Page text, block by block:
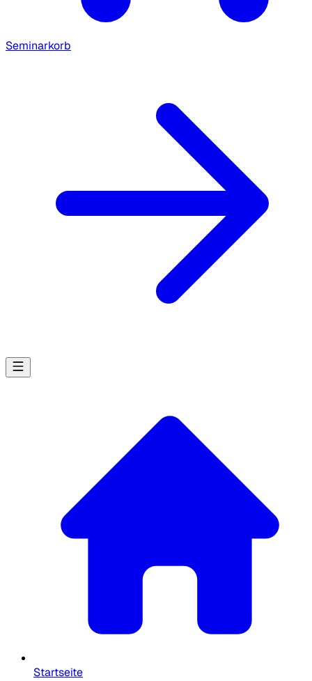
Seminarkorb
Startseite